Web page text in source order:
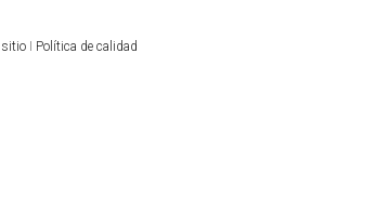
sitioI Política de calidad